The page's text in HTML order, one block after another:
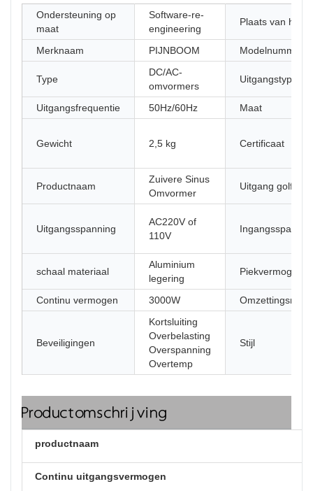
Ondersteuning op
maat
Software-re-
engineering
Plaats van
Merknaam PIJNBOOM Modelnummer
Type
DC/AC-
omvormers
Uitgangstype
Uitgangsfrequentie 50Hz/60Hz Maat
Gewicht 2,5 kg Certificaat
Productnaam
Zuivere Sinus
Omvormer
Uitgang
Uitgangsspanning
AC220V of
110V
schaal materiaal
Aluminium
legering
Piekvermogen
Continu vermogen 3000W
Beveiligingen
Kortsluiting
Overbelasting
Overspanning
Overtemp
Stijl
Productomschrijving
productnaam
Continu uitgangsvermogen